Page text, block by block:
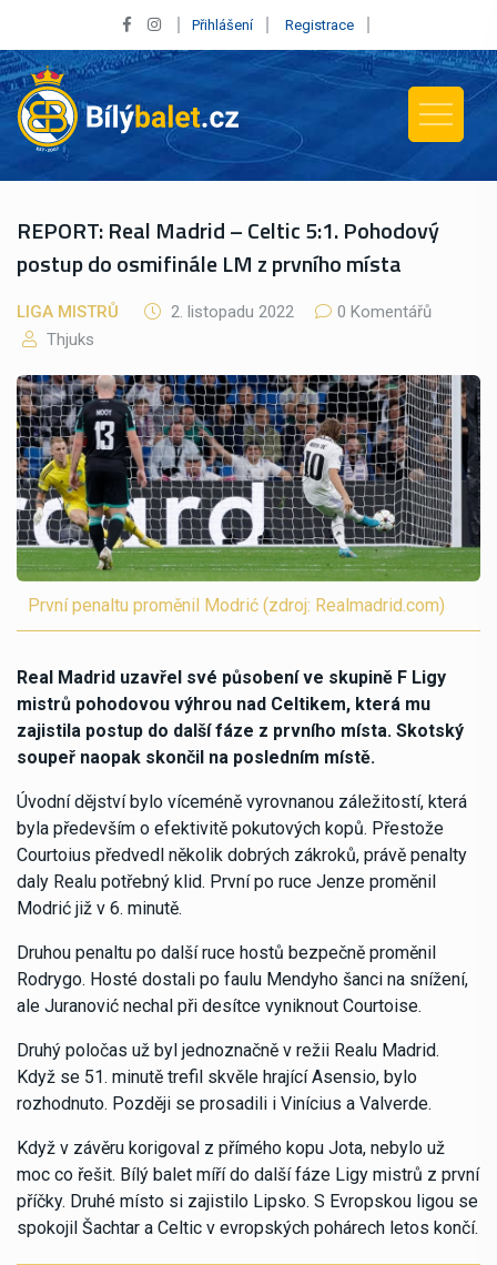
Přihlášení Registrace
REPORT: Real Madrid – Celtic 5:1. Pohodový
postup do osmifinále LM z prvního místa
LIGA MISTRŮ 2. listopadu 2022
0 Komentářů
Thjuks
První penaltu proměnil Modrić (zdroj: Realmadrid.com)
Real Madrid uzavřel své působení ve skupině F Ligy
mistrů pohodovou výhrou nad Celtikem, která mu
zajistila postup do další fáze z prvního místa. Skotský
soupeř naopak skončil na posledním místě.
Úvodní dějství bylo víceméně vyrovnanou záležitostí, která
byla především o efektivitě pokutových kopů. Přestože
Courtoius předvedl několik dobrých zákroků, právě penalty
daly Realu potřebný klid. První po ruce Jenze proměnil
Modrić již v 6. minutě.
Druhou penaltu po další ruce hostů bezpečně proměnil
Rodrygo. Hosté dostali po faulu Mendyho šanci na snížení,
ale Juranović nechal při desítce vyniknout Courtoise.
Druhý poločas už byl jednoznačně v režii Realu Madrid.
Když se 51. minutě trefil skvěle hrající Asensio, bylo
rozhodnuto. Později se prosadili i Vinícius a Valverde.
Když v závěru korigoval z přímého kopu Jota, nebylo už
moc co řešit. Bílý balet míří do další fáze Ligy mistrů z první
příčky. Druhé místo si zajistilo Lipsko. S Evropskou ligou se
spokojil Šachtar a Celtic v evropských pohárech letos končí.